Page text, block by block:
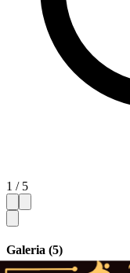
1 / 5
Galeria (5)